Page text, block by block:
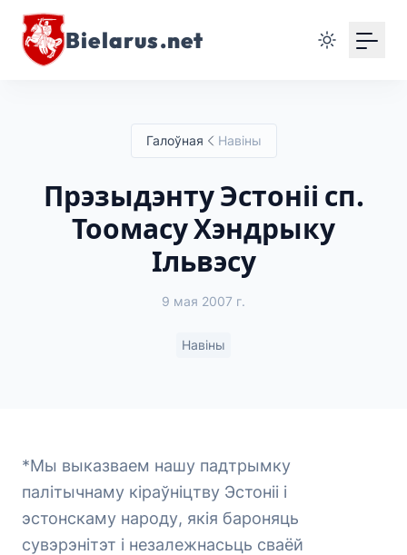
Bielarus.net
Галоўная Навіны
Прэзыдэнту Эстоніі сп.
Тоомасу Хэндрыку
Ільвэсу
9 мая 2007 г.
Навіны
*Мы выказваем нашу падтрымку
палітычнаму кіраўніцтву Эстоніі і
эстонскаму народу, якія бароняць
сувэрэнітэт і незалежнасьць сваёй